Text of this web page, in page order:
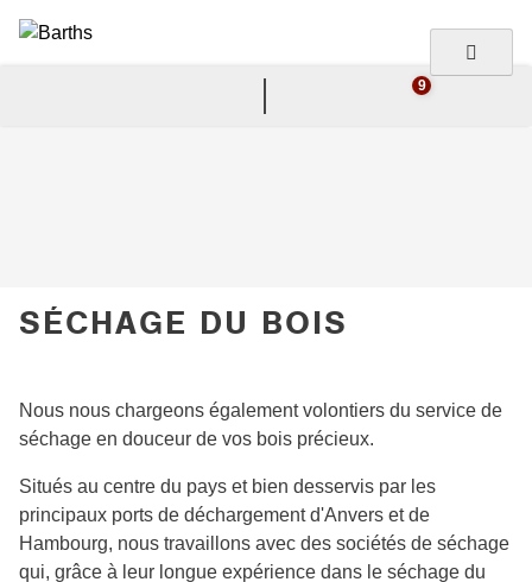
content
9
SÉCHAGE DU BOIS
Nous nous chargeons également volontiers du service de
séchage en douceur de vos bois précieux.
Situés au centre du pays et bien desservis par les
principaux ports de déchargement d'Anvers et de
Hambourg, nous travaillons avec des sociétés de séchage
qui, grâce à leur longue expérience dans le séchage du